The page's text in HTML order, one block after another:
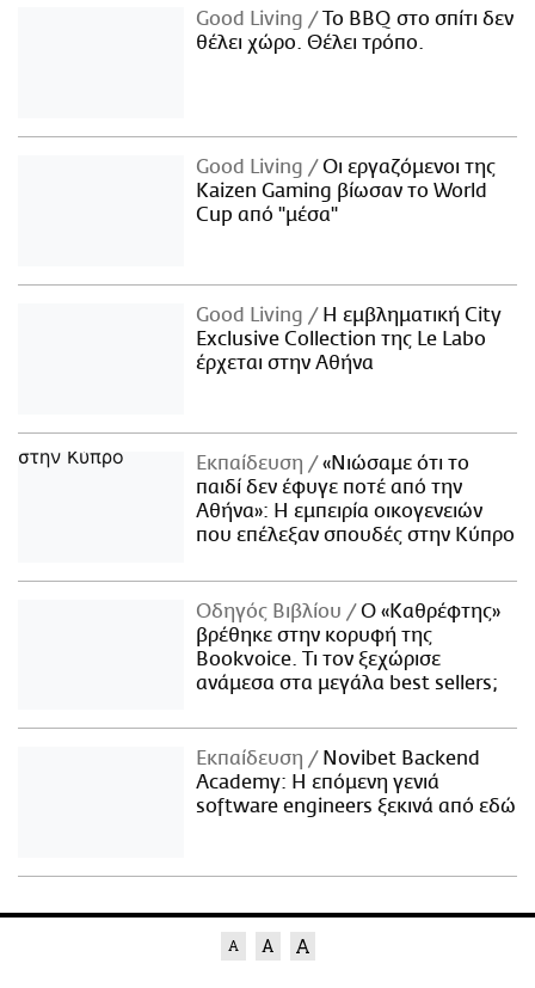
Good Living
Το BBQ στο σπίτι δεν
θέλει χώρο. Θέλει τρόπο.
Good Living
Οι εργαζόμενοι της
Kaizen Gaming βίωσαν το World
Cup από "μέσα"
Good Living
Η εμβληματική City
Exclusive Collection της Le Labo
έρχεται στην Αθήνα
Εκπαίδευση
«Νιώσαμε ότι το
παιδί δεν έφυγε ποτέ από την
Αθήνα»: Η εμπειρία οικογενειών
που επέλεξαν σπουδές στην Κύπρο
Οδηγός Βιβλίου
Ο «Καθρέφτης»
βρέθηκε στην κορυφή της
Bookvoice. Τι τον ξεχώρισε
ανάμεσα στα μεγάλα best sellers;
Εκπαίδευση
Novibet Backend
Academy: Η επόμενη γενιά
software engineers ξεκινά από εδώ